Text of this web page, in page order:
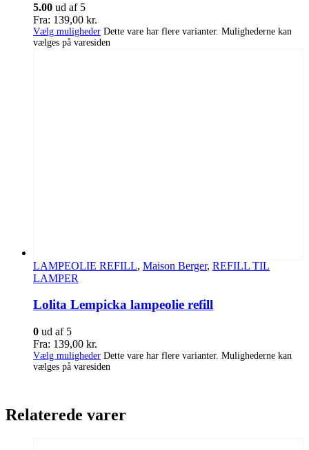
5.00 ud af 5
Fra: 139,00 kr.
Vælg muligheder Dette vare har flere varianter. Mulighederne kan
vælges på varesiden
LAMPEOLIE REFILL, Maison Berger, REFILL TIL
LAMPER
Lolita Lempicka lampeolie refill
0 ud af 5
Fra: 139,00 kr.
Vælg muligheder Dette vare har flere varianter. Mulighederne kan
vælges på varesiden
Relaterede varer